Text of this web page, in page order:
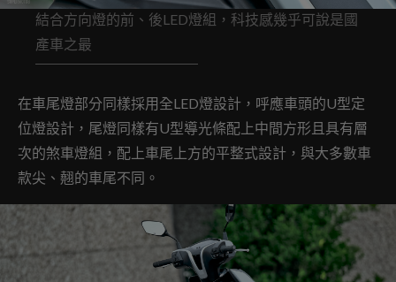
結合方向燈的前、後LED燈組，科技感幾乎可說是國
產車之最
在車尾燈部分同樣採用全LED燈設計，呼應車頭的U型定
位燈設計，尾燈同樣有U型導光條配上中間方形且具有層
次的煞車燈組，配上車尾上方的平整式設計，與大多數車
款尖、翹的車尾不同。